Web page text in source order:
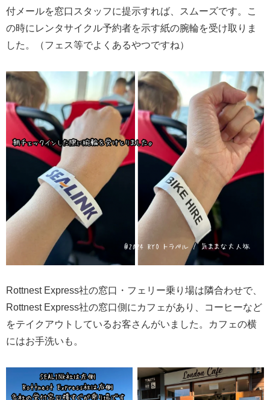
付メールを窓口スタッフに提示すれば、スムーズです。こ
の時にレンタサイクル予約者を示す紙の腕輪を受け取りま
した。（フェス等でよくあるやつですね）
Rottnest Express社の窓口・フェリー乗り場は隣合わせで、
Rottnest Express社の窓口側にカフェがあり、コーヒーなど
をテイクアウトしているお客さんがいました。カフェの横
にはお手洗いも。